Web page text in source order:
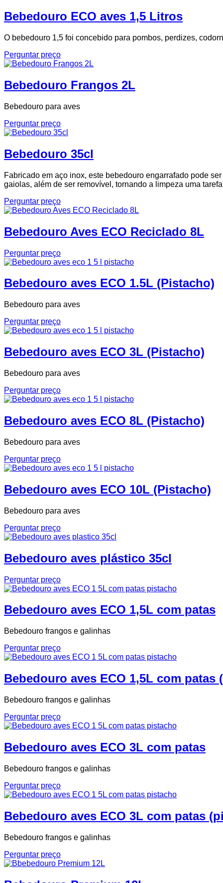
Bebedouro ECO aves 1,5 Litros
O bebedouro 1,5 foi concebido para pombos, perdizes,
Perguntar preço
Bebedouro Frangos 2L
Bebedouro para aves
Perguntar preço
Bebedouro 35cl
Fabricado em aço inox, este bebedouro engarrafado pode
gaiolas, além de ser removível, tornando a limpeza uma
Perguntar preço
Bebedouro Aves ECO Reciclado 8L
Perguntar preço
Bebedouro aves ECO 1.5L (Pistacho)
Bebedouro para aves
Perguntar preço
Bebedouro aves ECO 3L (Pistacho)
Bebedouro para aves
Perguntar preço
Bebedouro aves ECO 8L (Pistacho)
Bebedouro para aves
Perguntar preço
Bebedouro aves ECO 10L (Pistacho)
Bebedouro para aves
Perguntar preço
Bebedouro aves plástico 35cl
Perguntar preço
Bebedouro aves ECO 1,5L com patas
Bebedouro frangos e galinhas
Perguntar preço
Bebedouro aves ECO 1,5L com patas
Bebedouro frangos e galinhas
Perguntar preço
Bebedouro aves ECO 3L com patas
Bebedouro frangos e galinhas
Perguntar preço
Bebedouro aves ECO 3L com patas
Bebedouro frangos e galinhas
Perguntar preço